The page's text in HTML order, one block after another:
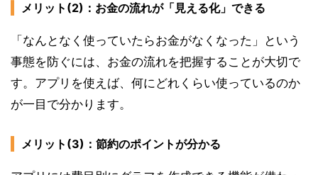
メリット(2)：お金の流れが「見える化」できる
「なんとなく使っていたらお金がなくなった」という
事態を防ぐには、お金の流れを把握することが大切で
す。アプリを使えば、何にどれくらい使っているのか
が一目で分かります。
メリット(3)：節約のポイントが分かる